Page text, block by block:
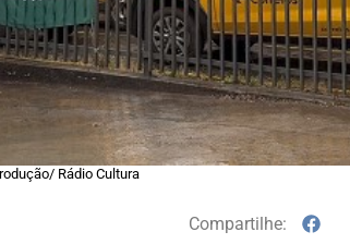
Rádio Cultura
Compartilhe: